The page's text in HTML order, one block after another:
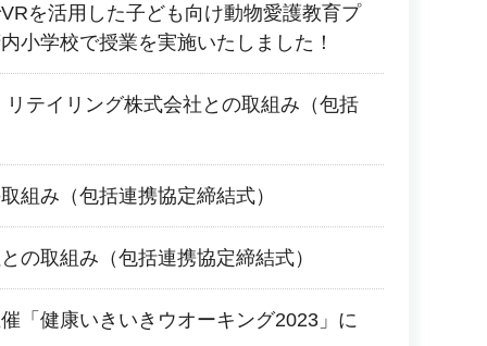
を活用した子ども向け動物愛護教育プ
小学校で授業を実施いたしました！
テイリング株式会社との取組み（包括
組み（包括連携協定締結式）
の取組み（包括連携協定締結式）
「健康いきいきウオーキング2023」に